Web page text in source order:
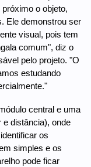
o objeto,
Ele demonstrou ser
visual, pois tem
comum", diz o
pelo projeto. "O
estudando
central e uma
distância), onde
os
simples e os
pode ficar